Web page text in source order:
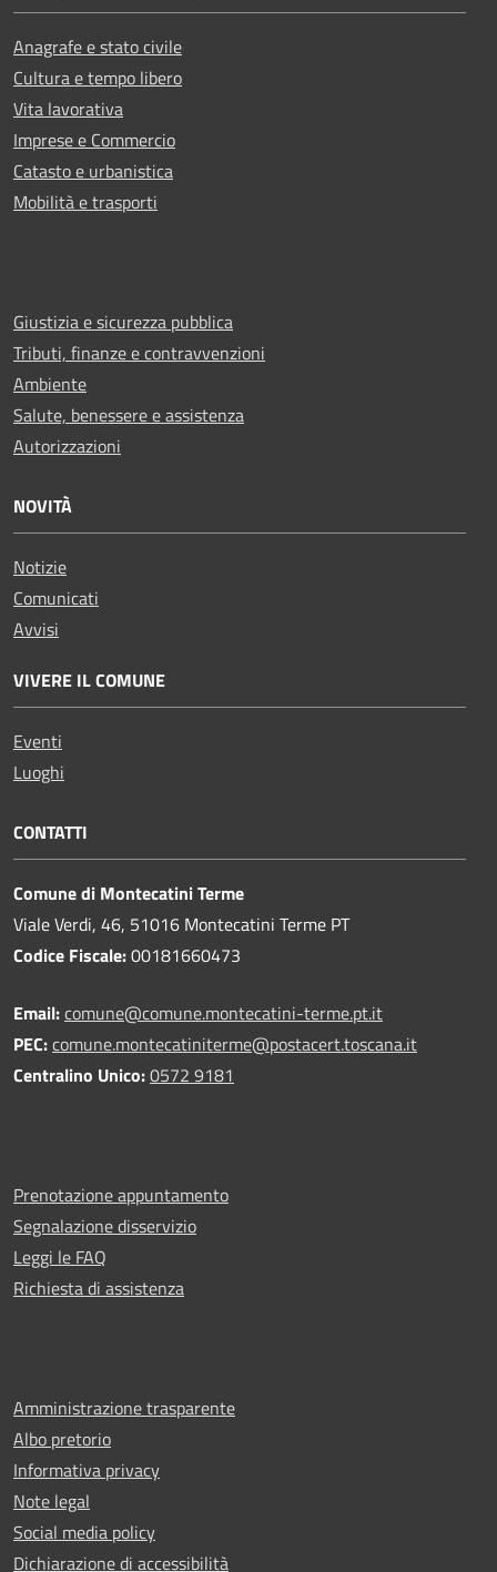
Anagrafe e stato civile
Cultura e tempo libero
Vita lavorativa
Imprese e Commercio
Catasto e urbanistica
Mobilità e trasporti
Giustizia e sicurezza pubblica
Tributi, finanze e contravvenzioni
Ambiente
Salute, benessere e assistenza
Autorizzazioni
NOVITÀ
Notizie
Comunicati
Avvisi
VIVERE IL COMUNE
Eventi
Luoghi
CONTATTI
Comune di Montecatini Terme
Viale Verdi, 46, 51016 Montecatini Terme PT
Codice Fiscale:00181660473
Email:comune@comune.montecatini-terme.pt.it
PEC:comune.montecatiniterme@postacert.toscana.it
Centralino Unico:0572 9181
Prenotazione appuntamento
Segnalazione disservizio
Leggi le FAQ
Richiesta di assistenza
Amministrazione trasparente
Albo pretorio
Informativa privacy
Note legal
Social media policy
Dichiarazione di accessibilità